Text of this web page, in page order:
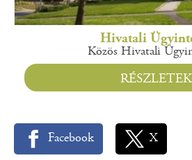
Hivatali
Közös Hivatali
RÉSZLETEK
Facebook X